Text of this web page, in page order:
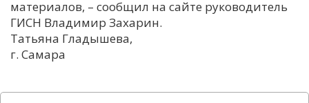
материалов, – сообщил на сайте руководитель
ГИСН Владимир Захарин.
Татьяна Гладышева,
г. Самара